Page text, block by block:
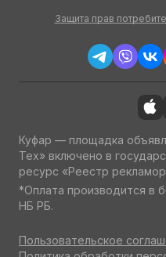
Защита прав
Куфар — площадка
Тех» включено в
ресурс «Реестр
*Оплата производится в
НБ РБ.
Пользовательское